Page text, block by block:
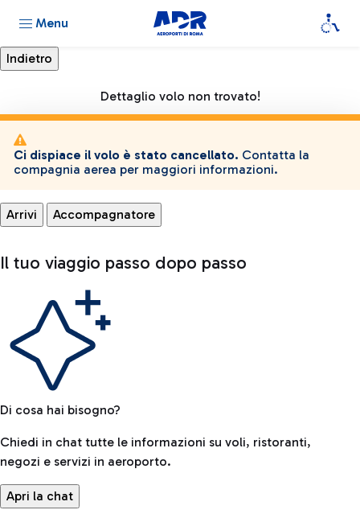
Menu
Dettaglio volo non trovato!
Ci dispiace il volo è stato cancellato. Contatta la
compagnia aerea per maggiori informazioni.
Arrivi Accompagnatore
Il tuo viaggio passo dopo passo
Di cosa hai bisogno?
Chiedi in chat tutte le informazioni su voli, ristoranti,
negozi e servizi in aeroporto.
Apri la chat